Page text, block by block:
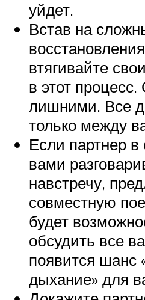
уйдет.
Встав на
втягивайте
в этот
лишними. Все
только между
Если партнер в
вами
навстречу,
совместную
будет
обсудить все
появится шанс
дыхание» для